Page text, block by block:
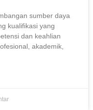
sumber daya
kualifikasi yang
dan keahlian
akademik,